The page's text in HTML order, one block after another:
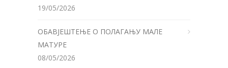
19/05/2026
ОБАВЈЕШТЕЊЕ О ПОЛАГАЊУ МАЛЕ
МАТУРЕ
08/05/2026